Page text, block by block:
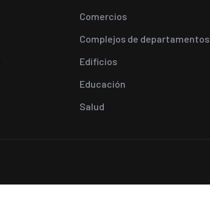
Comercios
Complejos de departamentos
Edificios
Educación
Salud